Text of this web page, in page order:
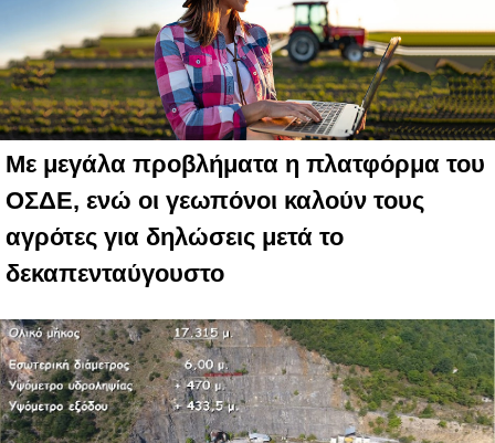
Με μεγάλα προβλήματα η πλατφόρμα του
ΟΣΔΕ, ενώ οι γεωπόνοι καλούν τους
αγρότες για δηλώσεις μετά το
δεκαπενταύγουστο